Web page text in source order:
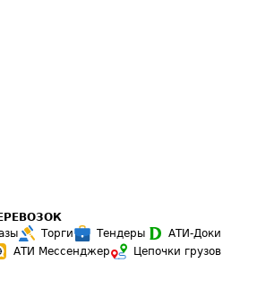
Торги Тендеры
АТИ-Доки
АТИ Мессенджер
Цепочки грузов